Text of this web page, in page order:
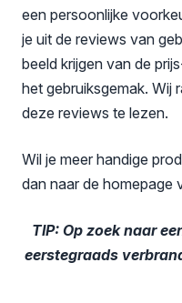
een persoonlijke
je uit de reviews van
beeld krijgen van de
het gebruiksgemak. Wij
deze reviews te lezen.
Wil je meer handige
dan naar de homepage
TIP: Op zoek naar
eerstegraads